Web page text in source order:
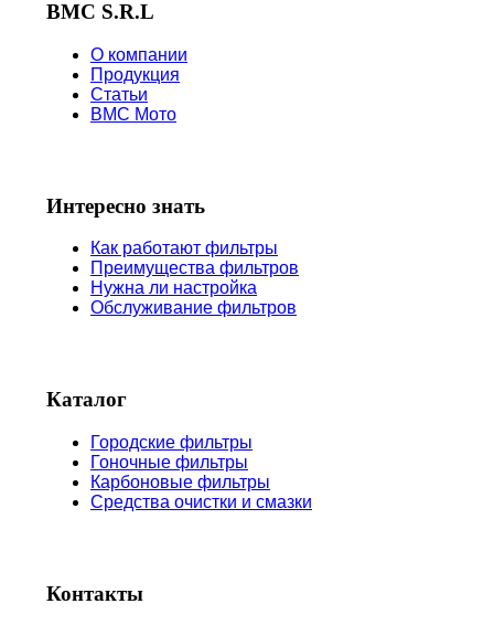
BMC S.R.L
О компании
Продукция
Статьи
BMC Мото
Интересно знать
Как работают фильтры
Преимущества фильтров
Нужна ли настройка
Обслуживание фильтров
Каталог
Городские фильтры
Гоночные фильтры
Карбоновые фильтры
Средства очистки и смазки
Контакты